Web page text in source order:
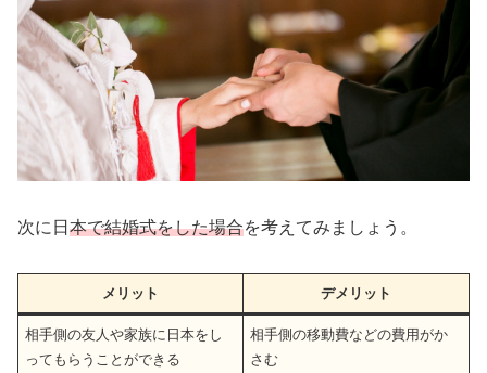
次に日 本で結婚式をした場合を考えてみましょう。
メリット デメリット
相手側の友人や家族に日本をし
ってもらうことができる
相手側の移動費などの費用がか
さむ